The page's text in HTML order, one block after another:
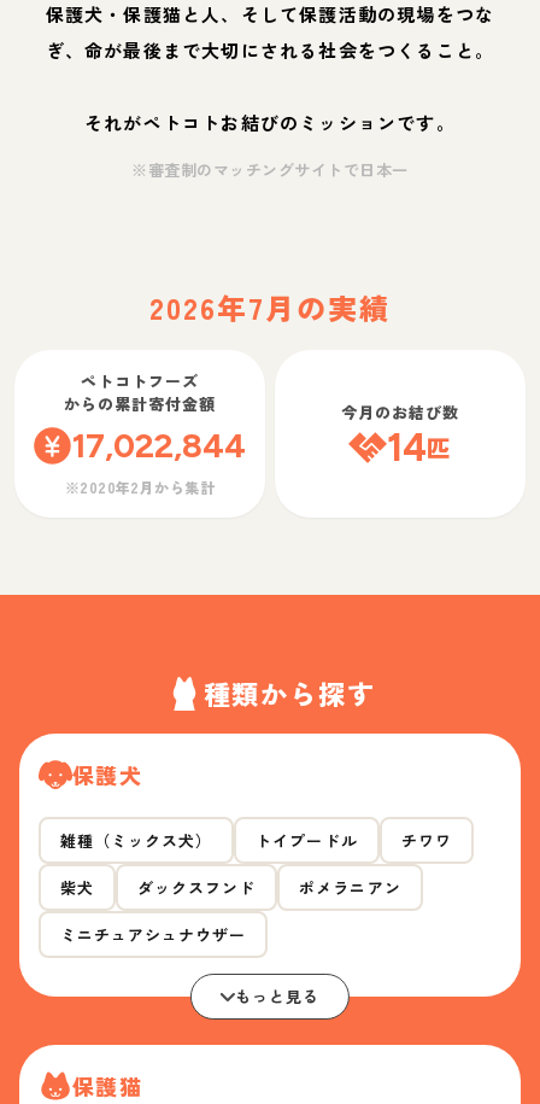
保護犬・保護猫と人、そして保護活動の現場をつな
ぎ、命が最後まで大切にされる社会をつくること。
それがペトコトお結びのミッションです。
※審査制のマッチングサイトで日本一
2026年7月の実績
ペトコトフーズ
からの累計寄付金額
17,022,844
※2020年2月から集計
今月のお結び数
14匹
種類から探す
保護犬
雑種（ミックス犬） トイプードル チワワ
柴犬 ダックスフンド ポメラニアン
ミニチュアシュナウザー
もっと見る
保護猫